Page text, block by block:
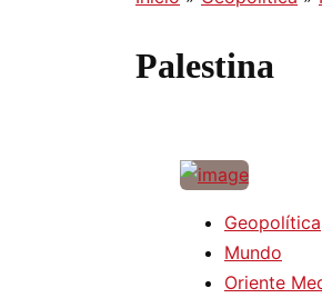
Palestina
Geopolítica
Mundo
Oriente